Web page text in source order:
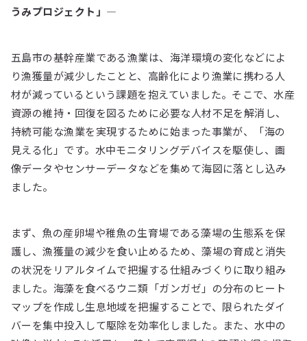
うみプロジェクト」―
五島市の基幹産業である漁業は、海洋環境の変化などによ
り漁獲量が減少したことと、高齢化により漁業に携わる人
材が減っているという課題を抱えていました。そこで、水産
資源の維持・回復を図るために必要な人材不足を解消し、
持続可能な漁業を実現するために始まった事業が、「海の
見える化」です。水中モニタリングデバイスを駆使し、画
像データやセンサーデータなどを集めて海図に落とし込み
ました。
まず、魚の産卵場や稚魚の生育場である藻場の生態系を保
護し、漁獲量の減少を食い止めるため、藻場の育成と消失
の状況をリアルタイムで把握する仕組みづくりに取り組み
ました。海藻を食べるウニ類「ガンガゼ」の分布のヒート
マップを作成し生息地域を把握することで、限られたダイ
バーを集中投入して駆除を効率化しました。また、水中の